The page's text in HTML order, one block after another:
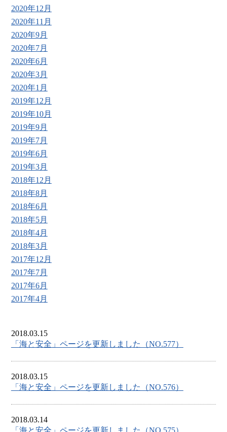
2020年12月
2020年11月
2020年9月
2020年7月
2020年6月
2020年3月
2020年1月
2019年12月
2019年10月
2019年9月
2019年7月
2019年6月
2019年3月
2018年12月
2018年8月
2018年6月
2018年5月
2018年4月
2018年3月
2017年12月
2017年7月
2017年6月
2017年4月
2018.03.15
「海と安全」ページを更新しました（NO.577）
2018.03.15
「海と安全」ページを更新しました（NO.576）
2018.03.14
「海と安全」ページを更新しました（NO.575）